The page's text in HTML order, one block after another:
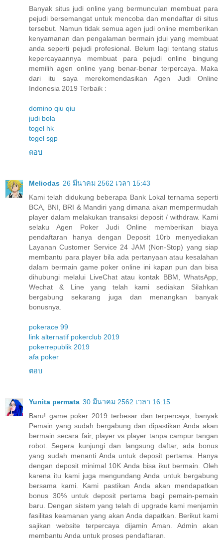
Banyak situs judi online yang bermunculan membuat para
pejudi bersemangat untuk mencoba dan mendaftar di situs
tersebut. Namun tidak semua agen judi online memberikan
kenyamanan dan pengalaman bermain jdui yang membuat
anda seperti pejudi profesional. Belum lagi tentang status
kepercayaannya membuat para pejudi online bingung
memilih agen online yang benar-benar terpercaya. Maka
dari itu saya merekomendasikan Agen Judi Online
Indonesia 2019 Terbaik :
domino qiu qiu
judi bola
togel hk
togel sgp
ตอบ
Meliodas 26 มีนาคม 2562 เวลา 15:43
Kami telah didukung beberapa Bank Lokal ternama seperti
BCA, BNI, BRI & Mandiri yang dimana akan mempermudah
player dalam melakukan transaksi deposit / withdraw. Kami
selaku Agen Poker Judi Online memberikan biaya
pendaftaran hanya dengan Deposit 10rb menyediakan
Layanan Customer Service 24 JAM (Non-Stop) yang siap
membantu para player bila ada pertanyaan atau kesalahan
dalam bermain game poker online ini kapan pun dan bisa
dihubungi melalui LiveChat atau kontak BBM, WhatsApp,
Wechat & Line yang telah kami sediakan Silahkan
bergabung sekarang juga dan menangkan banyak
bonusnya.
pokerace 99
link alternatif pokerclub 2019
pokerrepublik 2019
afa poker
ตอบ
Yunita permata 30 มีนาคม 2562 เวลา 16:15
Baru! game poker 2019 terbesar dan terpercaya, banyak
Pemain yang sudah bergabung dan dipastikan Anda akan
bermain secara fair, player vs player tanpa campur tangan
robot. Segera kunjungi dan langsung daftar, ada bonus
yang sudah menanti Anda untuk deposit pertama. Hanya
dengan deposit minimal 10K Anda bisa ikut bermain. Oleh
karena itu kami juga mengundang Anda untuk bergabung
bersama kami. Kami pastikan Anda akan mendapatkan
bonus 30% untuk deposit pertama bagi pemain-pemain
baru. Dengan sistem yang telah di upgrade kami menjamin
fasilitas keamanan yang akan Anda dapatkan. Berikut kami
sajikan website terpercaya dijamin Aman. Admin akan
membantu Anda untuk proses pendaftaran.